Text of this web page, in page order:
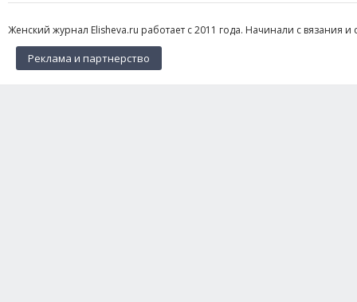
Женский журнал Elisheva.ru работает с 2011 года. Начинали с вязания
Реклама и партнерство